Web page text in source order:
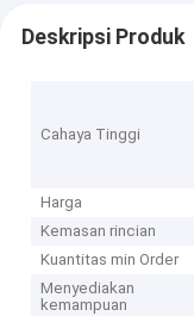
Deskripsi Produk
Cahaya Tinggi
Harga
Kemasan rincian
Kuantitas min Order
Menyediakan
kemampuan